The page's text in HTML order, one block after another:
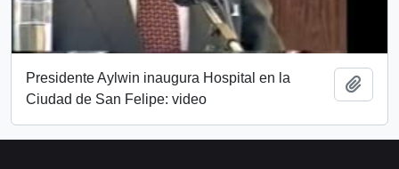
Presidente Aylwin inaugura Hospital en la
Ciudad de San Felipe: video